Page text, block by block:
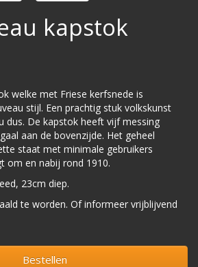
kapstok
welke met Friese kerfsnede is
stijl. Een prachtig stuk volkskunst
dus. De kapstok heeft vijf messing
aan de bovenzijde. Het geheel
staat met minimale gebruikers
om en nabij rond 1910.
23cm diep.
te worden. Of informeer vrijblijvend
Bestellen